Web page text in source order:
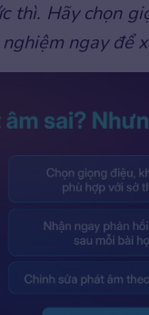
thì. Hãy chọn
ngay để